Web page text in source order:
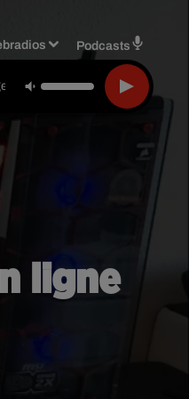
Podcasts
& Solto (fr)
ligne